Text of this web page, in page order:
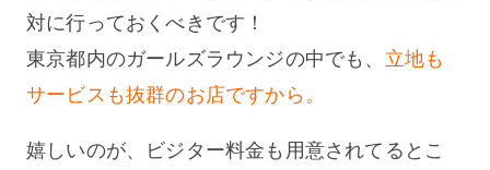
対に行っておくべきです！
東京都内のガールズラウンジの中でも、 立地も
サービスも抜群のお店ですから。
嬉しいのが、ビジター料金も用意されてるとこ